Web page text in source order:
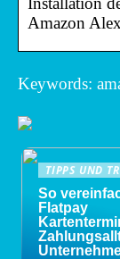
Amazon
Keywords:
TIPPS UND
So
Flatpay